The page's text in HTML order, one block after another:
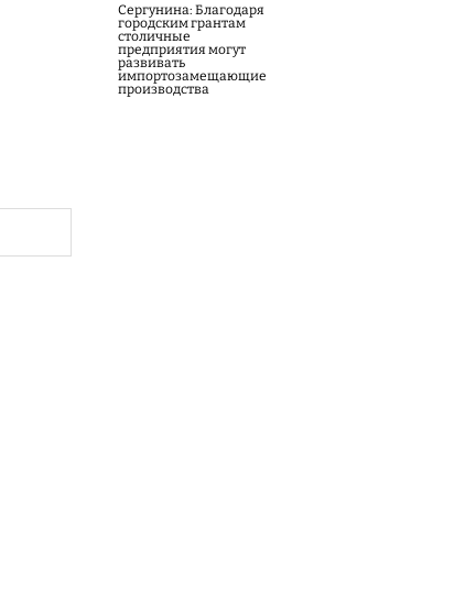
Сергунина: Благодаря
городским грантам
столичные
предприятия могут
развивать
импортозамещающие
производства